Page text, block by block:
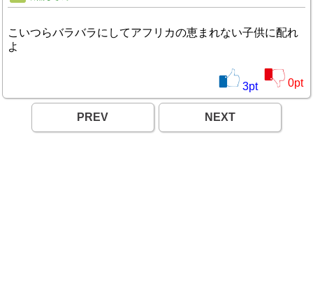
こいつらバラバラにしてアフリカの恵まれない子供に配れ
よ
3pt 0pt
PREV NEXT